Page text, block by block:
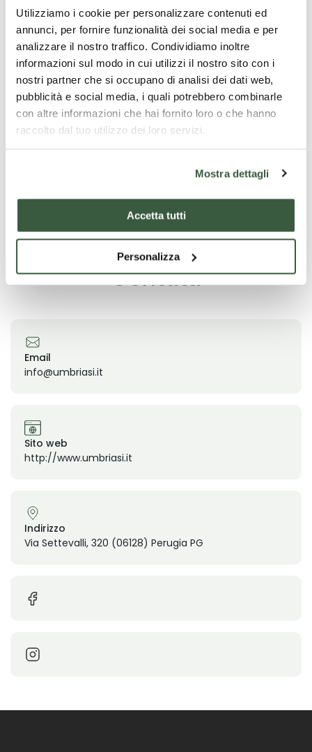
Utilizziamo i cookie per personalizzare contenuti ed
annunci, per fornire funzionalità dei social media e per
analizzare il nostro traffico. Condividiamo inoltre
informazioni sul modo in cui utilizzi il nostro sito con i
nostri partner che si occupano di analisi dei dati web,
pubblicità e social media, i quali potrebbero combinarle
con altre informazioni che hai fornito loro o che hanno
raccolto dal tuo utilizzo dei loro servizi.
Mostra dettagli
Accetta tutti
Personalizza
Proponiamo una bella passeggiata con gli alpaca per
gruppi minimo 8 - 10 persone il sabato e la domenica
mattina ore 10.30/11
Contatti
Email
info@umbriasi.it
Sito web
http://www.umbriasi.it
Indirizzo
Via Settevalli, 320 (06128) Perugia PG